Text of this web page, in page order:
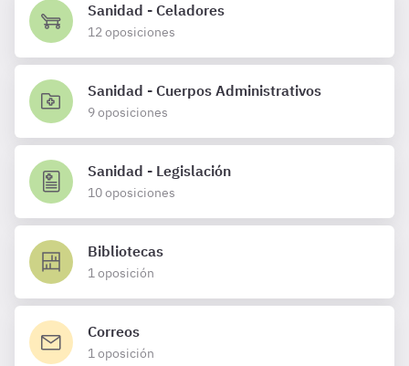
Sanidad - Celadores
12 oposiciones
Sanidad - Cuerpos Administrativos
9 oposiciones
Sanidad - Legislación
10 oposiciones
Bibliotecas
1 oposición
Correos
1 oposición